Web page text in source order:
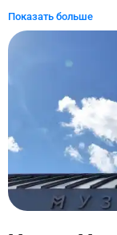
в 1920-х годах.
отпечаталось в
№50, которая
квартира»,
пьяницами
Прогулка
сейчас музей.
построен в
вы найдете
фасады здания,
на примере
Показать больше